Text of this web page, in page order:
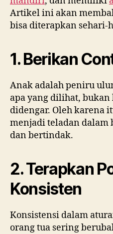
Artikel ini akan
bisa diterapkan sehari-
1. Berikan
Anak adalah peniru
apa yang dilihat, bukan
didengar. Oleh karena
menjadi teladan dalam
dan bertindak.
2. Terapkan
Konsisten
Konsistensi dalam
orang tua sering